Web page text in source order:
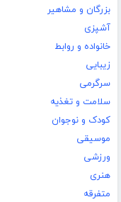
بزرگان و مشاهیر
آشپزی
خانواده و روابط
زیبایی
سرگرمی
سلامت و تغذیه
کودک و نوجوان
موسیقی
ورزشی
هنری
متفرقه